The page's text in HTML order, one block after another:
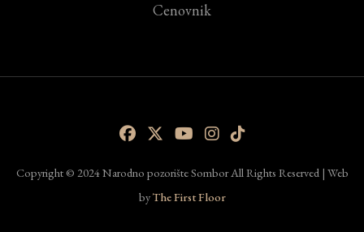
Cenovnik
Copyright © 2024 Narodno pozorište Sombor All Rights Reserved | Web
byThe First Floor